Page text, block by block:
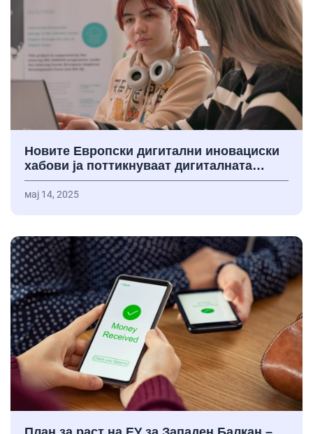
Новите Европски дигитални иновациски
хабови ја поттикнуваат дигиталната…
мај 14, 2025